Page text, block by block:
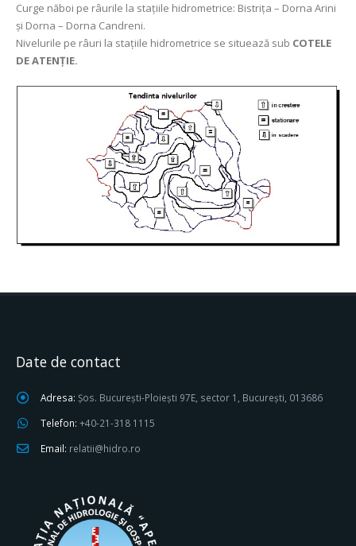
Curge năboi pe râurile la stațiile hidrometrice: Bistrița – Dorna Arini
și Dorna – Dorna Candreni.
Nivelurile pe râuri la stațiile hidrometrice se situează sub COTELE
DE ATENȚIE.
Date de contact
Adresa: Șos. București-Ploiești 97E, sector 1, București, 013686
Telefon: +40-21-318 1115
Email: relatii@hidro.ro